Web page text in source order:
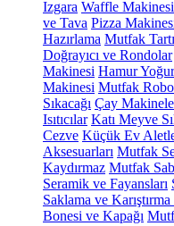
Izgara Waffle Makinesi
ve Tava Pizza
Hazırlama Mutfak
Doğrayıcı ve Rondolar
Makinesi Hamur
Makinesi Mutfak
Sıkacağı Çay
Isıtıcılar Katı Meyve
Cezve Küçük Ev
Aksesuarları Mutfak
Kaydırmaz Mutfak
Seramik ve Fayansları
Saklama ve Karıştırma
Bonesi ve Kapağı